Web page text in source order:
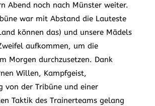
Abend noch nach Münster weiter.
war mit Abstand die Lauteste
können das) und unsere Mädels
aufkommen, um die
Morgen durchzusetzen. Dank
Willen, Kampfgeist,
von der Tribüne und einer
Taktik des Trainerteams gelang